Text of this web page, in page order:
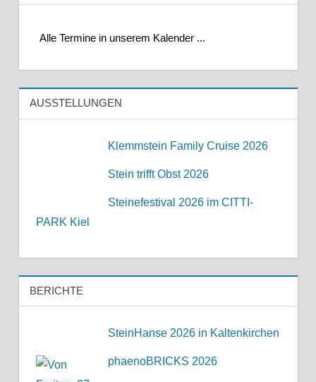
Alle Termine in unserem Kalender ...
AUSSTELLUNGEN
Klemmstein Family Cruise 2026
Stein trifft Obst 2026
Steinefestival 2026 im CITTI-
PARK Kiel
BERICHTE
SteinHanse 2026 in Kaltenkirchen
phaenoBRICKS 2026